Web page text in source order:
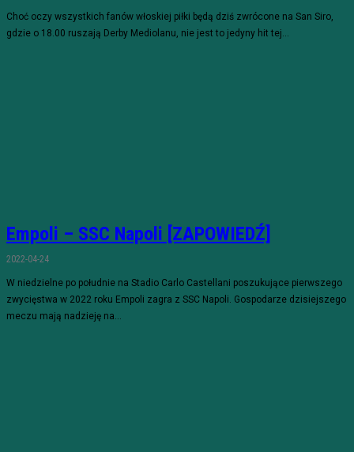
Choć oczy wszystkich fanów włoskiej piłki będą dziś zwrócone na San Siro,
gdzie o 18.00 ruszają Derby Mediolanu, nie jest to jedyny hit tej...
Empoli – SSC Napoli [ZAPOWIEDŹ]
2022-04-24
W niedzielne po południe na Stadio Carlo Castellani poszukujące pierwszego
zwycięstwa w 2022 roku Empoli zagra z SSC Napoli. Gospodarze dzisiejszego
meczu mają nadzieję na...